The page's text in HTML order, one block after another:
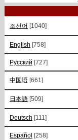
조선어 [1040]
English [758]
Русский [727]
中国语 [661]
日本語 [509]
Deutsch [111]
Español [258]